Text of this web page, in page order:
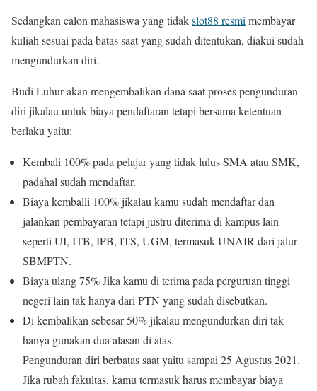
Sedangkan calon mahasiswa yang tidakslot88 resmimembayar
kuliah sesuai pada batas saat yang sudah ditentukan, diakui sudah
mengundurkan diri.
Budi Luhur akan mengembalikan dana saat proses pengunduran
diri jikalau untuk biaya pendaftaran tetapi bersama ketentuan
berlaku yaitu:
Kembali 100% pada pelajar yang tidak lulus SMA atau SMK,
padahal sudah mendaftar.
Biaya kemballi 100% jikalau kamu sudah mendaftar dan
jalankan pembayaran tetapi justru diterima di kampus lain
seperti UI, ITB, IPB, ITS, UGM, termasuk UNAIR dari jalur
SBMPTN.
Biaya ulang 75% Jika kamu di terima pada perguruan tinggi
negeri lain tak hanya dari PTN yang sudah disebutkan.
Di kembalikan sebesar 50% jikalau mengundurkan diri tak
hanya gunakan dua alasan di atas.
Pengunduran diri berbatas saat yaitu sampai 25 Agustus 2021.
Jika rubah fakultas, kamu termasuk harus membayar biaya